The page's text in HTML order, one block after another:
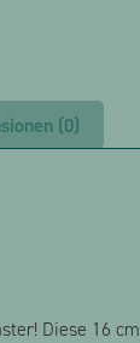
(0)
Diese 16